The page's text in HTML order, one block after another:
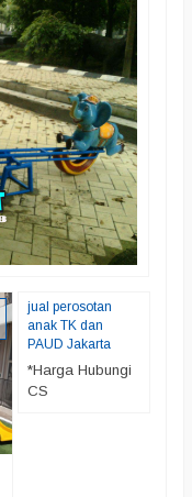
jual perosotan
anak TK dan
PAUD Jakarta
*Harga Hubungi
CS